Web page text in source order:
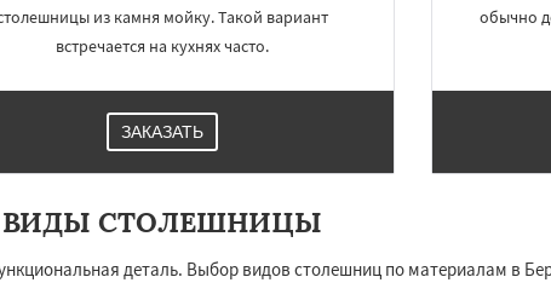
из камня мойку. Такой вариант
встречается на кухнях часто.
ЗАКАЗАТЬ
обычно
ВИДЫ СТОЛЕШНИЦЫ
деталь. Выбор видов столешниц по материалам в